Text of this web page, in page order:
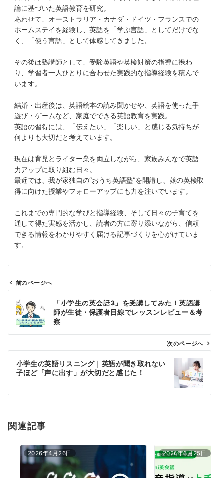
論に基づいた英語教育を研究。
あわせて、オーストラリア・カナダ・ドイツ・フランスでの
ホームステイを経験し、英語を「学ぶ言語」としてだけでな
く、「使う言語」として体感してきました。
その後は塾講師として、受験英語や英検対策の指導に携わ
り、学習者一人ひとりに合わせた実践的な指導経験を積んで
います。
結婚・出産後は、英語絵本の読み聞かせや、英語を使った手
遊び・ゲームなど、家庭でできる英語教育を実践。
英語の習得には、「伝えたい」「楽しい」と感じる気持ちが
何よりも大切だと考えています。
現在は育児とライター業を両立しながら、家族みんなで英語
力アップに取り組む日々。
最近では、我が家独自の“おうち英語塾”を開講し、娘の英検取
得に向けた授業やフォローアップにも力を注いでいます。
これまでの専門的な学びと指導経験、そして日々の子育てを
通して得た実感を活かし、読者の方に寄り添いながら、信頼
できる情報をわかりやすく届ける記事づくりを心がけていま
す。
ビ
ン
前のページへ
「小学生の英会話3」を受講してみた！英語講
師が生徒・保護者目線でレッスンレビュー＆考
察
次のページへ
小学生の英語リスニング｜英語が聞き取れない
子ほど「声に出す」が大切だと感じた！
関連記事
2026年4月26日 2026年6月25日